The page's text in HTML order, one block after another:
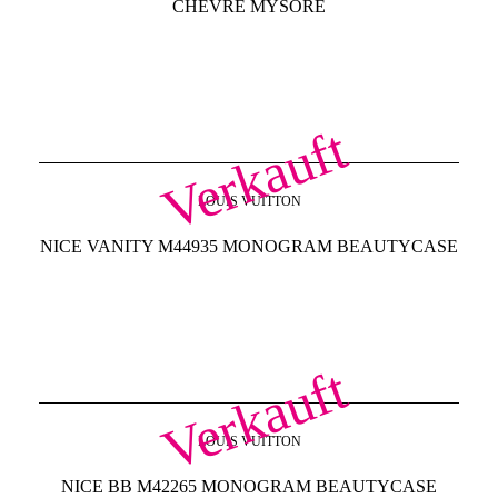
CHEVRE MYSORE
Verkauft
LOUIS VUITTON
NICE VANITY M44935 MONOGRAM BEAUTYCASE
Verkauft
LOUIS VUITTON
NICE BB M42265 MONOGRAM BEAUTYCASE